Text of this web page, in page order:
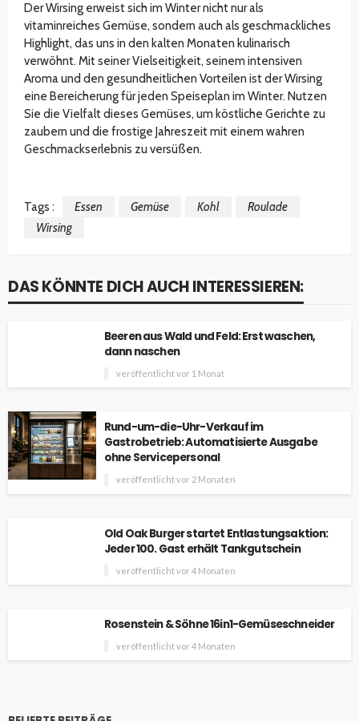
Der Wirsing erweist sich im Winter nicht nur als
vitaminreiches Gemüse, sondern auch als geschmackliches
Highlight, das uns in den kalten Monaten kulinarisch
verwöhnt. Mit seiner Vielseitigkeit, seinem intensiven
Aroma und den gesundheitlichen Vorteilen ist der Wirsing
eine Bereicherung für jeden Speiseplan im Winter. Nutzen
Sie die Vielfalt dieses Gemüses, um köstliche Gerichte zu
zaubern und die frostige Jahreszeit mit einem wahren
Geschmackserlebnis zu versüßen.
Tags : Essen Gemüse Kohl
Roulade
Wirsing
DAS KÖNNTE DICH AUCH INTERESSIEREN:
Beeren aus Wald und Feld: Erst waschen,
dann naschen
veröffentlicht vor 1 Monat
Rund-um-die-Uhr-Verkauf im
Gastrobetrieb: Automatisierte Ausgabe
ohne Servicepersonal
veröffentlicht vor 2 Monaten
Old Oak Burger startet Entlastungsaktion:
Jeder 100. Gast erhält Tankgutschein
veröffentlicht vor 4 Monaten
Rosenstein & Söhne 16in1-Gemüseschneider
veröffentlicht vor 4 Monaten